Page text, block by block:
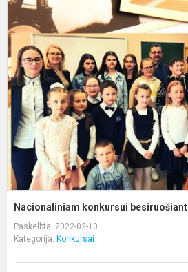
Nacionaliniam konkursui besiruošiant
Paskelbta: 2022-02-10
Kategorija: Konkursai